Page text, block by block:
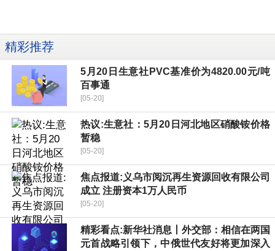
精彩推荐
5月20日生意社PVC基准价为4820.00元/吨
百事通
[05-20]
热议:生意社：5月20日河北地区硝酸铵价格
暂稳
[05-20]
焦点报道:义乌市阅沉再生资源回收有限公司
成立 注册资本1万人民币
[05-20]
精彩看点:新华社消息丨外交部：相信在两国
元首战略引领下，中俄世代友好将更加深入